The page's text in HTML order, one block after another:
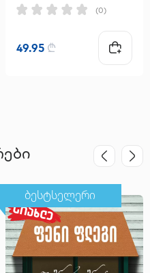
(0)
49.95 ₾
ბესტსელერი